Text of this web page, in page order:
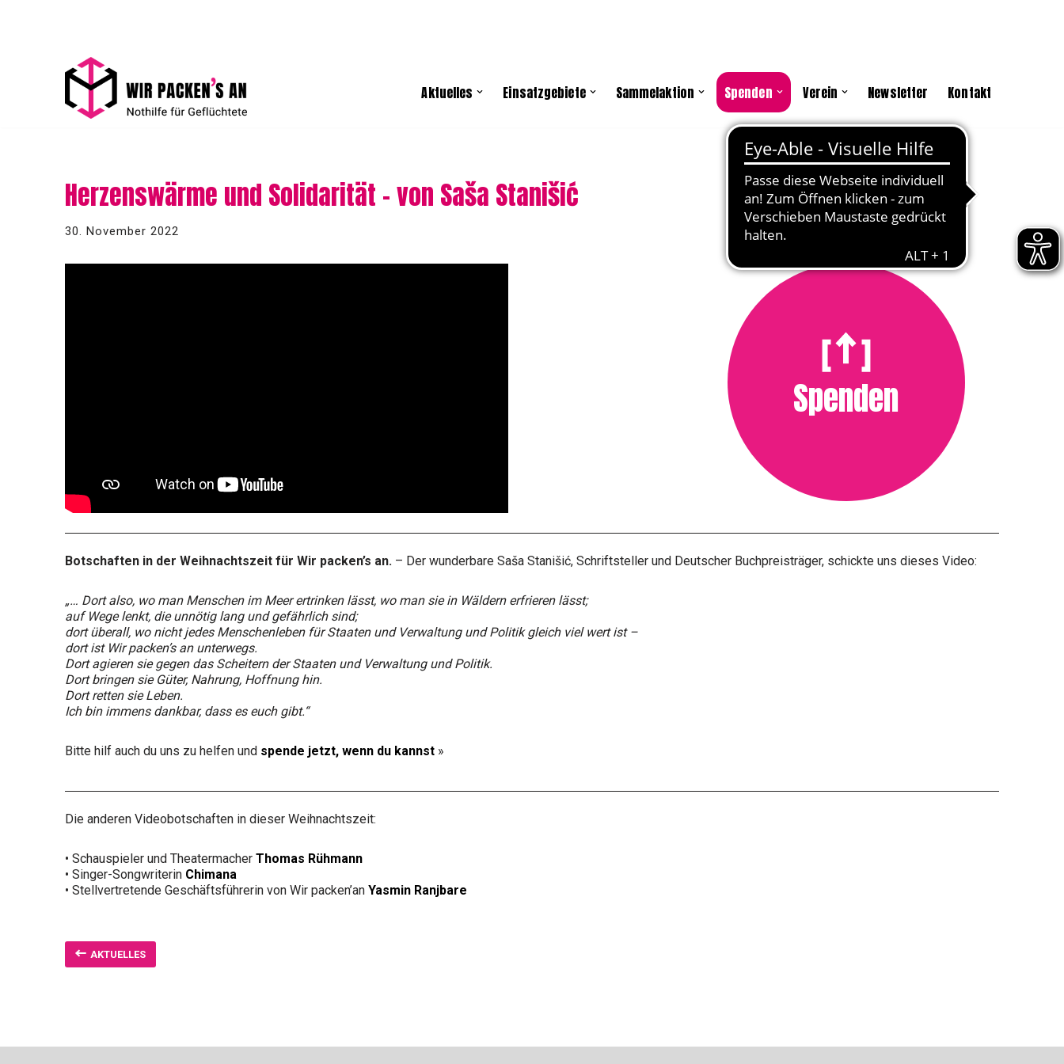
Aktuelles Einsatzgebiete Sammelaktion Spenden Verein Newsletter Kontakt
Herzenswärme und Solidarität – von Saša Stanišić
30. November 2022
Spenden
Botschaften in der Weihnachtszeit für Wir packen’s an. – Der wunderbare Saša Stanišić, Schriftsteller und Deutscher Buchpreisträger, schickte uns dieses Video:
„… Dort also, wo man Menschen im Meer ertrinken lässt, wo man sie in Wäldern erfrieren lässt;
auf Wege lenkt, die unnötig lang und gefährlich sind;
dort überall, wo nicht jedes Menschenleben für Staaten und Verwaltung und Politik gleich viel wert ist –
dort ist Wir packen’s an unterwegs.
Dort agieren sie gegen das Scheitern der Staaten und Verwaltung und Politik.
Dort bringen sie Güter, Nahrung, Hoffnung hin.
Dort retten sie Leben.
Ich bin immens dankbar, dass es euch gibt.“
Bitte hilf auch du uns zu helfen und spende jetzt, wenn du kannst »
Die anderen Videobotschaften in dieser Weihnachtszeit:
• Schauspieler und Theatermacher Thomas Rühmann
• Singer-Songwriterin Chimana
• Stellvertretende Geschäftsführerin von Wir packen’an Yasmin Ranjbare
AKTUELLES